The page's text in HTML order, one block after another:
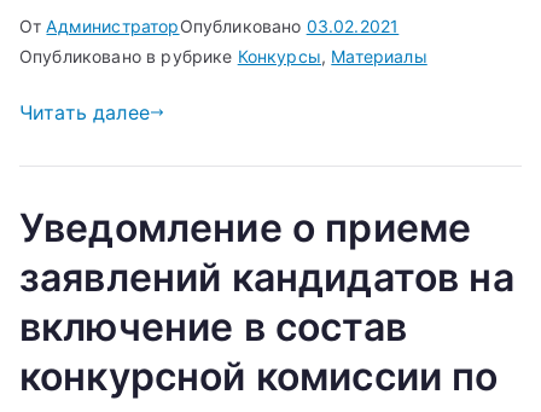
ОтАдминистраторОпубликовано 03.02.2021
Опубликовано в рубрике Конкурсы, Материалы
Читать далее
Уведомление о приеме
заявлений кандидатов на
включение в состав
конкурсной комиссии по